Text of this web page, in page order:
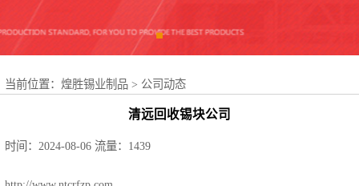
当前位置： 煌胜锡业制品 > 公司动态
清远回收锡块公司
时间：2024-08-06 流量：1439
回收锡膏
回收锡锭